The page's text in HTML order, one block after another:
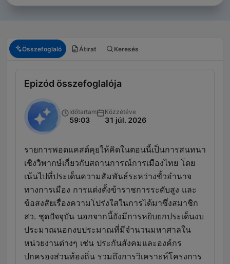
Összefoglaló Átirat Keresés
Epizód összefoglalója
Időtartam
59:03
Közzétéve
31 júl. 2026
รายการพอดแคสต์คุยให้คิดในตอนนี้เป็นการสนทนา
เชิงวิพากษ์เกี่ยวกับสถานการณ์การเมืองไทย โดย
เน้นไปที่ประเด็นความสัมพันธ์ระหว่างขั้วอำนาจ
ทางการเมือง การแต่งตั้งข้าราชการระดับสูง และ
ข้อสงสัยเรื่องความโปร่งใสในการได้มาซึ่งสมาชิก
สว. ชุดปัจจุบัน นอกจากนี้ยังมีการหยิบยกประเด็นงบ
ประมาณนอกงบประมาณที่มีจำนวนมหาศาลใน
หน่วยงานต่างๆ เช่น ประกันสังคมและองค์กร
ปกครองส่วนท้องถิ่น รวมถึงการวิเคราะห์โครงการ